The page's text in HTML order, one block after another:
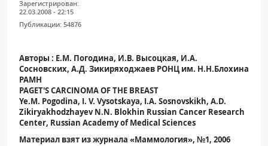
ПАЦИЕНТАМ
Компьютерная томография (КТ)
Магнитно-резонансная томография (МРТ)
Спросить врача
ПОМОЩЬ
Зарегистрирован:
22.03.2008 - 22:15
Публикации: 54876
Авторы : Е.М. Погодина, И.В. Высоцкая, И.А.
Сосновских, А.Д. Зикиряходжаев РОНЦ им. Н.Н.Блохина
РАМН
PAGET'S CARCINOMA OF THE BREAST
Ye.M. Pogodina, I. V. Vysotskaya, I.A. Sosnovskikh, A.D.
Zikiryakhodzhayev N.N. Blokhin Russian Cancer Research
Center, Russian Academy of Medical Sciences
Материал взят из журнала «Маммология», №1, 2006